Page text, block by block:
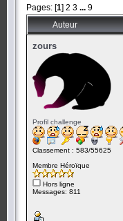
Pages: [1] 2 3 ... 9
Auteur
zours
Profil challenge
Classement : 583/55625
Membre Héroïque
Hors ligne
Messages: 811